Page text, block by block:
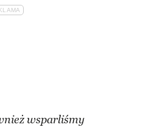
wsparliśmy